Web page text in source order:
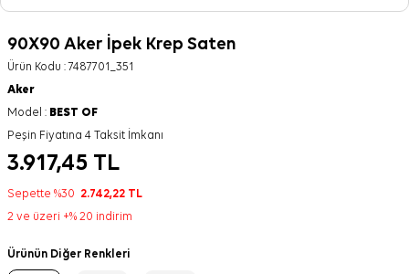
90X90 Aker İpek Krep Saten
Ürün Kodu :7487701_351
Aker
Model : BEST OF
Peşin Fiyatına 4 Taksit İmkanı
3.917,45 TL
Sepette %30 2.742,22 TL
2 ve üzeri +% 20 indirim
Ürünün Diğer Renkleri